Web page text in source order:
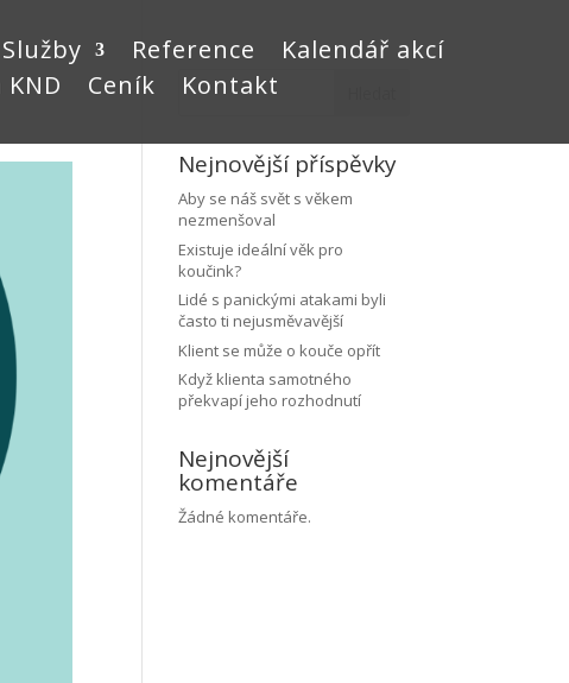
Služby Reference
Kalendář akcí
KND Ceník Kontakt
Nejnovější příspěvky
Aby se náš svět s věkem
nezmenšoval
Existuje ideální věk pro
koučink?
Lidé s panickými atakami byli
často ti nejusměvavější
Klient se může o kouče opřít
Když klienta samotného
překvapí jeho rozhodnutí
Nejnovější
komentáře
Žádné komentáře.